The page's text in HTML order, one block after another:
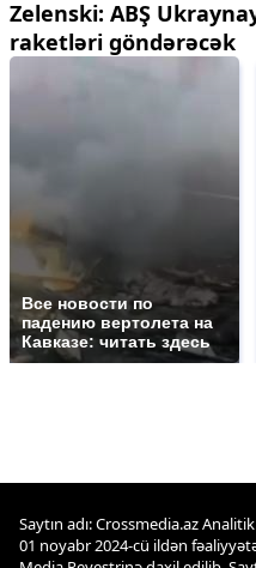
Zelenski: ABŞ
raketləri göndərəcək
Все новости по
падению вертолета на
Кавказе: читать здесь
Saytın adı: Crossmedia.az
01 noyabr 2024-cü ildən